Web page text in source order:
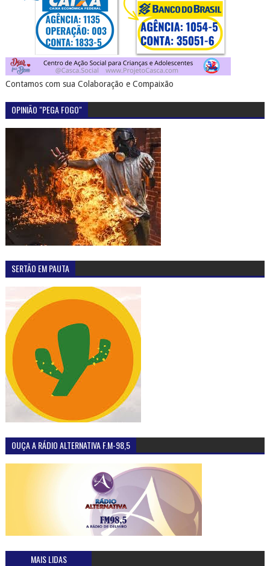
Contamos com sua Colaboração e Compaixão
OPINIÃO "PEGA FOGO"
SERTÃO EM PAUTA
OUÇA A RÁDIO ALTERNATIVA F.M-98,5
MAIS LIDAS